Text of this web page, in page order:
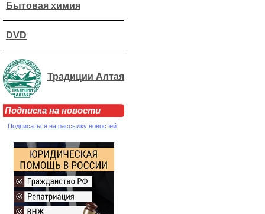
Бытовая химия
DVD
Традиции Алтая
Подписка на новости
Подписаться на рассылку новостей